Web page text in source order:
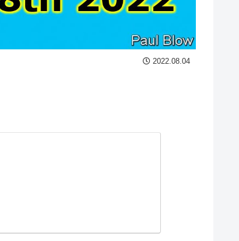
2022.08.04